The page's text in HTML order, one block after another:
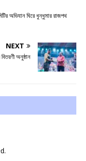
অভিযান ঘিরে ধুন্ধুমার রাজপথ
NEXT
অনুষ্ঠান